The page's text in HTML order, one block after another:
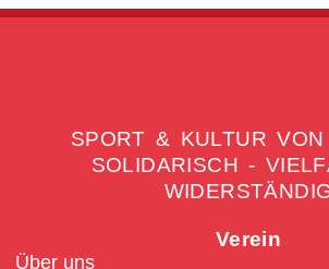
SPORT & KULTUR
SOLIDARISCH -
Verein
Über uns